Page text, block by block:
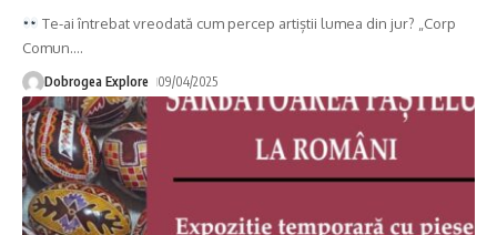
Te-ai întrebat vreodată cum percep artiștii lumea din jur? „Corp
Comun.…
Dobrogea Explore 09/04/2025